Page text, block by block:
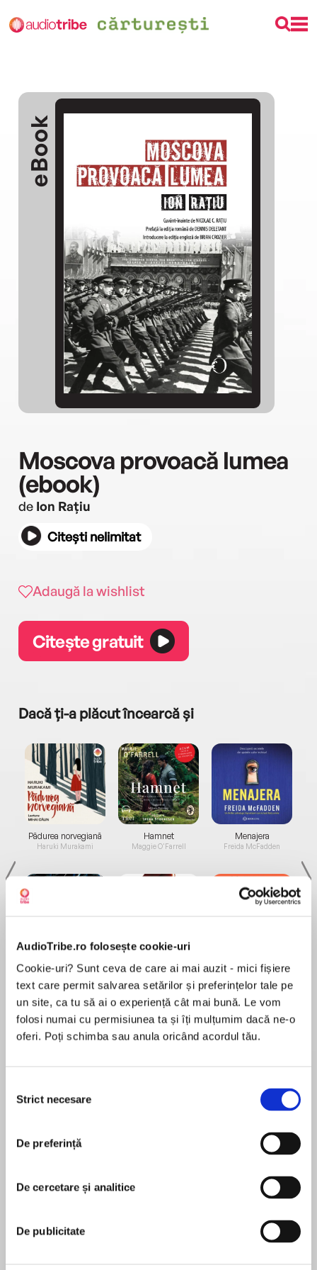
AudioTribe.ro folosește cookie-uri
Cookie-uri? Sunt ceva de care ai mai auzit - mici fișiere
text care permit salvarea setărilor și preferințelor tale pe
un site, ca tu să ai o experiență cât mai bună. Le vom
folosi numai cu permisiunea ta și îți mulțumim dacă ne-o
oferi. Poți schimba sau anula oricând acordul tău.
consimțământului
Strict necesare
De preferință
De cercetare și analitice
De publicitate
eBook
Moscova provoacă lumea
(ebook)
de Ion Rațiu
Citești nelimitat
Adaugă la wishlist
Citește gratuit
Dacă ți-a plăcut încearcă și
Pădurea norvegiană
Haruki Murakami
Elita de Argint (Elita
de...
Hamnet
Maggie O'Farrell
Diavolul se îmbracă de
la...
Menajera
Freida McFadden
Migdală
Sohn Won-pyung
despre posibilitatea începerii celui de-Al Treilea
sfârșitul anului 1986, când debutaseră politicile
de perestroika și glasnost ale lui Mihail
Moscova provoacă lumea a lansat, încă de
atunci, un avertisment clar pentru Occident:
niciodată. Rațiu a fost un politician vizionar, așa
În acest moment nu există recenzii